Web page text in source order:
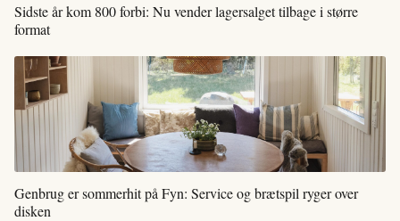
Sidste år kom 800 forbi: Nu vender lagersalget tilbage i større
format
Genbrug er sommerhit på Fyn: Service og brætspil ryger over
disken